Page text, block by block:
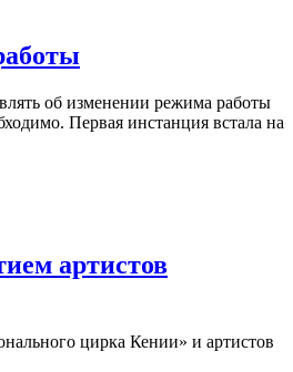
об изменении режима работы
Первая инстанция встала на
артистов
цирка Кении» и артистов